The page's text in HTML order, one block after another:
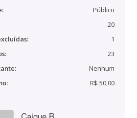
Público
20
1
23
Nenhum
R$ 50,00